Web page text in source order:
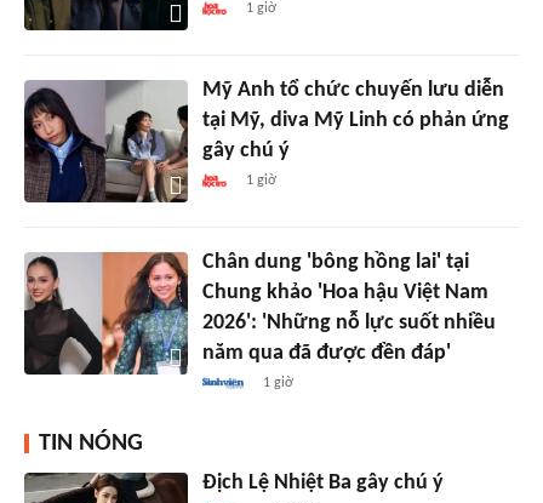
1 giờ
Mỹ Anh tổ chức chuyến lưu diễn
tại Mỹ, diva Mỹ Linh có phản ứng
gây chú ý
1 giờ
Chân dung 'bông hồng lai' tại
Chung khảo 'Hoa hậu Việt Nam
2026': 'Những nỗ lực suốt nhiều
năm qua đã được đền đáp'
1 giờ
TIN NÓNG
Địch Lệ Nhiệt Ba gây chú ý